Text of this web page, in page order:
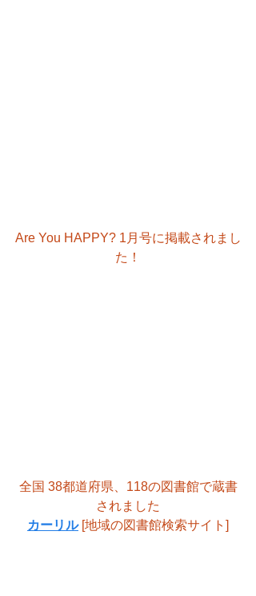
Are You HAPPY? 1月号に掲載されまし
た！
全国 38都道府県、118の図書館で蔵書
されました
カーリル [地域の図書館検索サイト]